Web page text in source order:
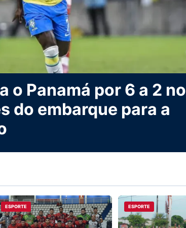
o Panamá por 6 a 2 no
do embarque para a
ESPORTE ESPORTE